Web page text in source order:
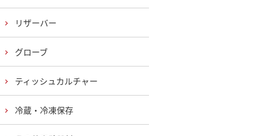
リザーバー
グローブ
ティッシュカルチャー
冷蔵・冷凍保存